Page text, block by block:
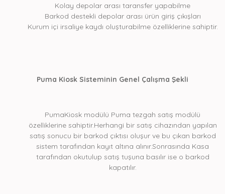
Kolay depolar arası taransfer yapabilme
Barkod destekli depolar arası ürün giriş çıkışları
Kurum içi irsaliye kaydı oluşturabilme özelliklerine sahiptir.
Puma Kiosk Sisteminin Genel Çalışma Şekli
PumaKiosk modülü Puma tezgah satış modülü
özelliklerine sahiptir.Herhangi bir satış cihazından yapılan
satış sonucu bir barkod çıktısı oluşur ve bu çıkan barkod
sistem tarafından kayıt altına alınır.Sonrasında Kasa
tarafından okutulup satış tuşuna basılır ise o barkod
kapatılır.